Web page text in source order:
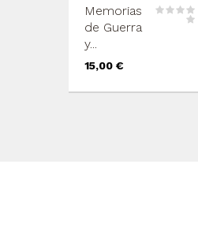
Memorias
de Guerra
y...
Precio
15,00 €